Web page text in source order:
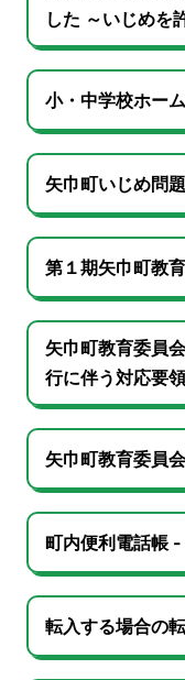
した ～いじめを
小・中学校ホー
矢巾町いじめ問
第１期矢巾町教
矢巾町教育委員
行に伴う対応要
矢巾町教育委員
町内便利電話帳
転入する場合の